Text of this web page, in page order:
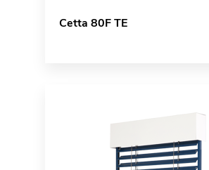
Cetta 80F TE